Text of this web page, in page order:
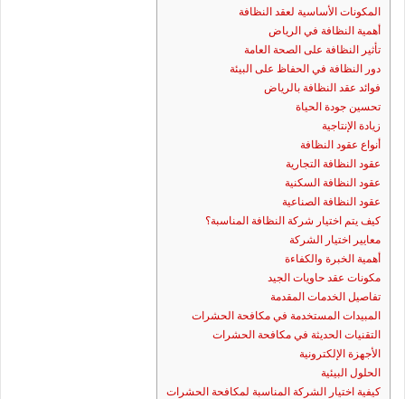
المكونات الأساسية لعقد النظافة
أهمية النظافة في الرياض
تأثير النظافة على الصحة العامة
دور النظافة في الحفاظ على البيئة
فوائد عقد النظافة بالرياض
تحسين جودة الحياة
زيادة الإنتاجية
أنواع عقود النظافة
عقود النظافة التجارية
عقود النظافة السكنية
عقود النظافة الصناعية
كيف يتم اختيار شركة النظافة المناسبة؟
معايير اختيار الشركة
أهمية الخبرة والكفاءة
مكونات عقد حاويات الجيد
تفاصيل الخدمات المقدمة
المبيدات المستخدمة في مكافحة الحشرات
التقنيات الحديثة في مكافحة الحشرات
الأجهزة الإلكترونية
الحلول البيئية
كيفية اختيار الشركة المناسبة لمكافحة الحشرات